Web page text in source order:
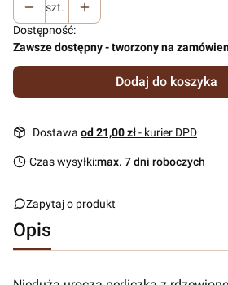
szt.
Dostępność:
Zawsze dostępny - tworzony na
Dodaj do koszyka
Dostawa od 21,00 zł- kurier DPD
Czas wysyłki:max. 7 dni roboczych
Zapytaj o produkt
Opis